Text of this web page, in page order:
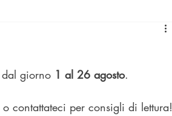
dal giorno 1 al 26 agosto.
contattateci per consigli di lettura!